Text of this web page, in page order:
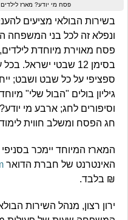
פסח מי יודע? מארז
בשירות הבולאי מציעים
פסח מאוירת מיוחדת
בסימן 12 שבטי
ספציפי על כל שבט ושבט;
גיליון בולים "הבול שלי"
וסיפורים לחג; ארבע מי
חג הפסח ומשלב חווית
המארז המיוחד יימכר
האינטרנט של חברת הדואר
₪ בלבד.
ירון רצון, מנהל השירות